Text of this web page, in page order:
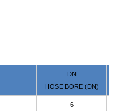
DN
HOSE BORE (DN)
6